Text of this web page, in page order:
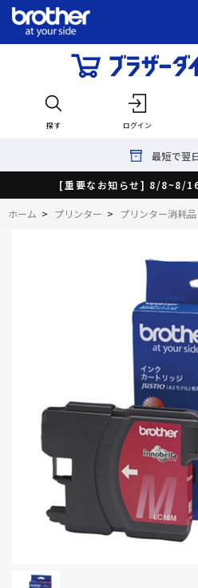
探す ログイン
最短で翌
[重要なお知らせ] 8/8~8/
ホーム > プリンター > プリンター消耗